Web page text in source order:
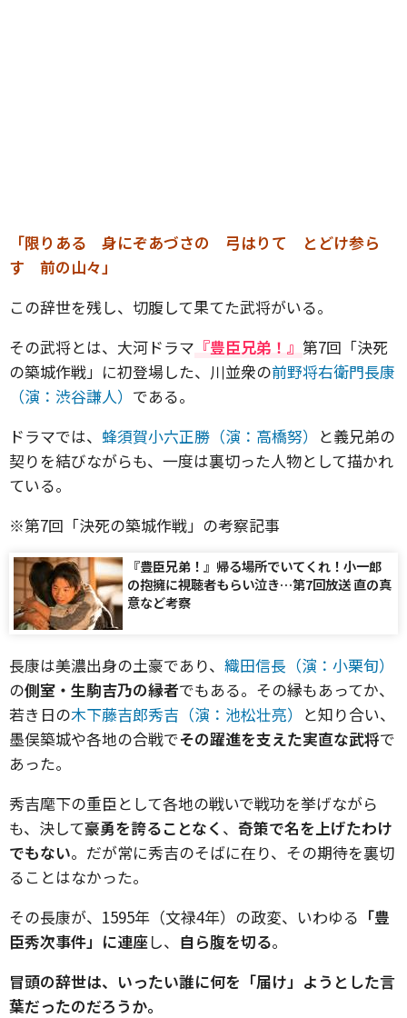
「限りある 身にぞあづさの 弓はりて とどけ参ら
す 前の山々」
この辞世を残し、切腹して果てた武将がいる。
その武将とは、大河ドラマ 『豊臣兄弟！』 第7回「決死
の築城作戦」に初登場した、川並衆の前野将右衛門長康
（演：渋谷謙人） である。
ドラマでは、 蜂須賀小六正勝（演：高橋努） と義兄弟の
契りを結びながらも、一度は裏切った人物として描かれ
ている。
※第7回「決死の築城作戦」の考察記事
『豊臣兄弟！』帰る場所でいてくれ！小一郎
の抱擁に視聴者もらい泣き…第7回放送 直の真
意など考察
長康は美濃出身の土豪であり、 織田信長（演：小栗旬）
の側室・生駒吉乃の縁者でもある。その縁もあってか、
若き日の木下藤吉郎秀吉（演：池松壮亮） と知り合い、
墨俣築城や各地の合戦でその躍進を支えた実直な武将で
あった。
秀吉麾下の重臣として各地の戦いで戦功を挙げながら
も、決して豪勇を誇ることなく 、 奇策で名を上げたわけ
でもない。だが常に秀吉のそばに在り、その期待を裏切
ることはなかった。
その長康が、1595年（文禄4年）の政変、いわゆる 「豊
臣秀次事件」に連座し、 自ら腹を切る。
冒頭の辞世は、いったい誰に何を「届け」ようとした言
葉だったのだろうか。